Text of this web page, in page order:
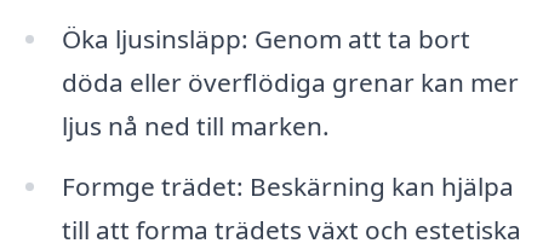
Öka ljusinsläpp: Genom att ta bort
döda eller överflödiga grenar kan mer
ljus nå ned till marken.
Formge trädet: Beskärning kan hjälpa
till att forma trädets växt och estetiska